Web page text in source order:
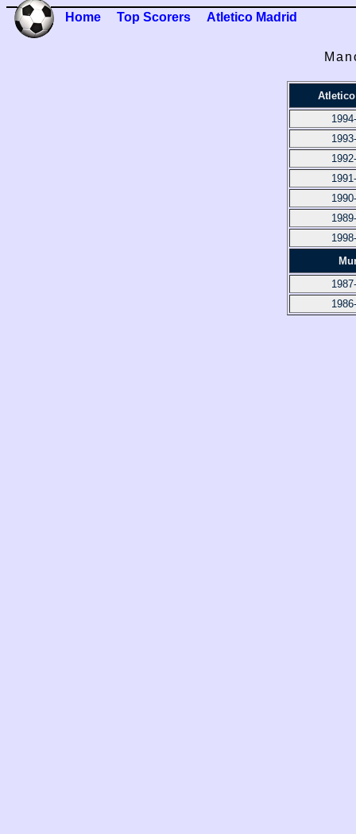
Home Top Scorers Atletico Madrid